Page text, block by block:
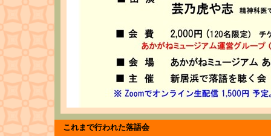
これまで行われた落語会